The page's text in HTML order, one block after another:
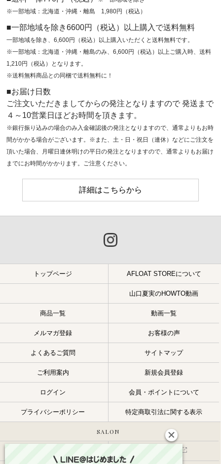
※一部地域：北海道・沖縄・離島 1,980円（税込）
■一部地域を除き6600円（税込）以上購入で送料無料
一部地域を除き、6,600円（税込）以上購入いただくと送料無料です。
※一部地域：北海道・沖縄・離島のみ、6,600円（税込）以上ご購入時、送料
1,210円（税込）となります。
※送料無料商品との同梱で送料無料に！
■お届け日数
ご注文いただきましてからの発注となりますので 発送まで
４～10営業日ほどお時間を頂きます。
※銀行振り込みの場合のみ入金確認後の発注となりますので、通常よりもお時
間がかかる場合がございます。※また、土・日・祝日（連休）などにご注文を
頂いた場合、月曜日連休明けの平日の発注となりますので、通常よりもお届け
までにお時間がかかります。ご注意ください。
詳細はこちらから
トップページ AFLOAT STOREについて
山口夏実のHOWTO動画
商品一覧 動画一覧
メルマガ登録 お客様の声
よくあるご質問 サイトマップ
ご利用案内 新規会員登録
ログイン 会員・ポイントについて
プライバシーポリシー 特定商取引法に関する表示
SALON